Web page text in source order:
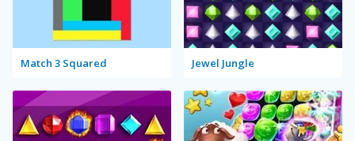
Match 3 Squared Jewel Jungle